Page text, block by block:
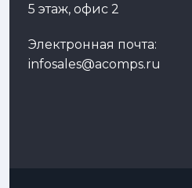
5 этаж, офис 2
Электронная почта:
infosales@acomps.ru